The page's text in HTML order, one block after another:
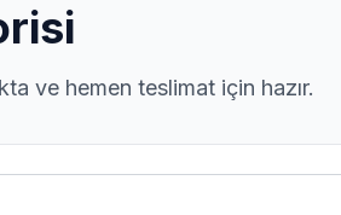
ve hemen teslimat için hazır.